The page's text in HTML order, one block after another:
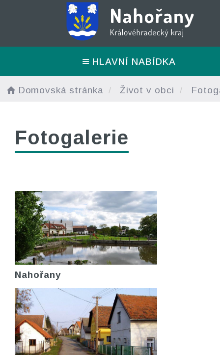
HLAVNÍ NABÍDKA
Domovská stránka Život v obci
Fotogalerie
Nahořany